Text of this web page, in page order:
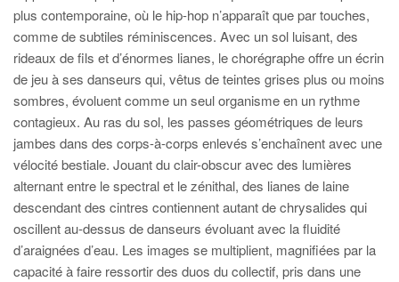
plus contemporaine, où le hip-hop n’apparaît que par touches,
comme de subtiles réminiscences. Avec un sol luisant, des
rideaux de fils et d’énormes lianes, le chorégraphe offre un écrin
de jeu à ses danseurs qui, vêtus de teintes grises plus ou moins
sombres, évoluent comme un seul organisme en un rythme
contagieux. Au ras du sol, les passes géométriques de leurs
jambes dans des corps-à-corps enlevés s’enchaînent avec une
vélocité bestiale. Jouant du clair-obscur avec des lumières
alternant entre le spectral et le zénithal, des lianes de laine
descendant des cintres contiennent autant de chrysalides qui
oscillent au-dessus de danseurs évoluant avec la fluidité
d’araignées d’eau. Les images se multiplient, magnifiées par la
capacité à faire ressortir des duos du collectif, pris dans une